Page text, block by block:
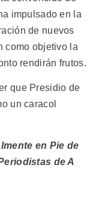
impulsado en la
de nuevos
como objetivo la
rendirán frutos.
que Presidio de
un caracol
en Pie de
de A